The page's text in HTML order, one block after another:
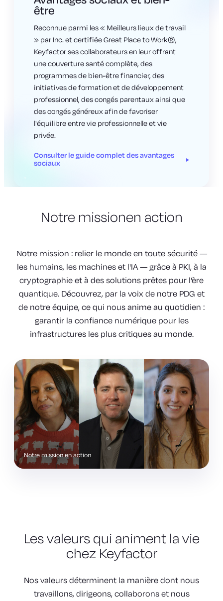
être
Reconnue parmi les « Meilleurs lieux de travail
» par Inc. et certifiée Great Place to Work®,
Keyfactor ses collaborateurs en leur offrant
une couverture santé complète, des
programmes de bien-être financier, des
initiatives de formation et de développement
professionnel, des congés parentaux ainsi que
des congés généreux afin de favoriser
l'équilibre entre vie professionnelle et vie
privée.
Consulter le guide complet des avantages
sociaux
Notre missionen action
Notre mission : relier le monde en toute sécurité —
les humains, les machines et l'IA — grâce à PKI, à la
cryptographie et à des solutions prêtes pour l'ère
quantique. Découvrez, par la voix de notre PDG et
de notre équipe, ce qui nous anime au quotidien :
garantir la confiance numérique pour les
infrastructures les plus critiques au monde.
Notre mission en action
Les valeurs qui animent la vie
chez Keyfactor
Nos valeurs déterminent la manière dont nous
travaillons, dirigeons, collaborons et nous